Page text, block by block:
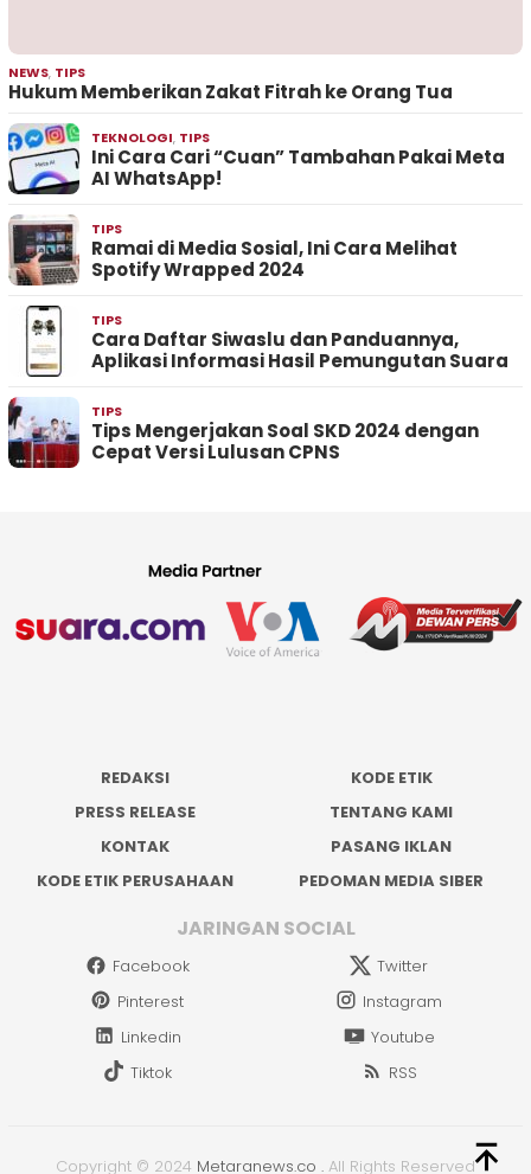
NEWS, TIPS
Hukum Memberikan Zakat Fitrah ke Orang Tua
TEKNOLOGI, TIPS
Ini Cara Cari “Cuan” Tambahan Pakai Meta
AI WhatsApp!
TIPS
Ramai di Media Sosial, Ini Cara Melihat
Spotify Wrapped 2024
TIPS
Cara Daftar Siwaslu dan Panduannya,
Aplikasi Informasi Hasil Pemungutan Suara
TIPS
Tips Mengerjakan Soal SKD 2024 dengan
Cepat Versi Lulusan CPNS
REDAKSI
KODE ETIK
PRESS RELEASE
TENTANG KAMI
KONTAK
PASANG IKLAN
KODE ETIK PERUSAHAAN
PEDOMAN MEDIA SIBER
JARINGAN SOCIAL
Facebook
Twitter
Pinterest
Instagram
Linkedin
Youtube
Tiktok
RSS
Copyright © 2024 Metaranews.co . All Rights Reserved